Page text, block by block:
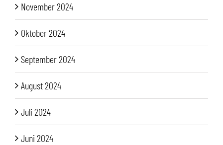
November 2024
Oktober 2024
September 2024
August 2024
Juli 2024
Juni 2024